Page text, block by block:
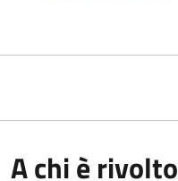
A chi è rivolto